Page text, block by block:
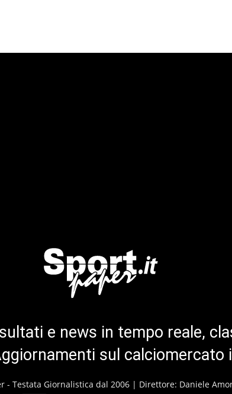
e news in tempo reale,
sul calciomercato
- Testata Giornalistica dal 2006 | Direttore: Daniele